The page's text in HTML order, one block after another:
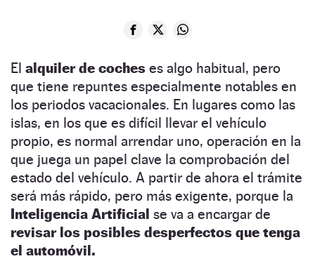
El alquiler de coches es algo habitual, pero
que tiene repuntes especialmente notables en
los periodos vacacionales. En lugares como las
islas, en los que es difícil llevar el vehículo
propio, es normal arrendar uno, operación en la
que juega un papel clave la comprobación del
estado del vehículo. A partir de ahora el trámite
será más rápido, pero más exigente, porque la
Inteligencia Artificial se va a encargar de
revisar los posibles desperfectos que tenga
el automóvil.